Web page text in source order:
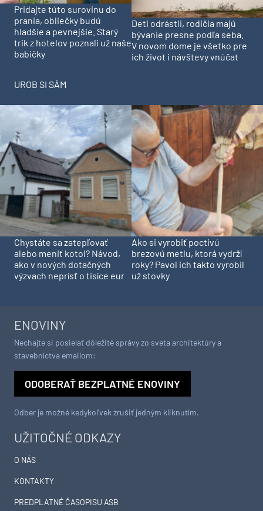
Pridajte túto surovinu do
prania, obliečky budú
hladšie a pevnejšie. Starý
trik z hotelov poznali už naše
babičky
Deti odrástli, rodičia majú
bývanie presne podľa seba.
V novom dome je všetko pre
ich život i návštevy vnúčat
UROB SI SÁM
Chystáte sa zatepľovať
alebo meniť kotol? Návod,
ako v nových dotačných
výzvach neprísť o tisíce eur
Ako si vyrobiť poctivú
brezovú metlu, ktorá vydrží
roky? Pavol ich takto vyrobil
už stovky
UŽITOČNÉ ODKAZY
O NÁS
KONTAKTY
PREDPLATNÉ ČASOPISU ASB
ENOVINY
Nechajte si posielať dôležité správy zo sveta architektúry a
stavebníctva emailom:
ODOBERAŤ BEZPLATNÉ ENOVINY
Odber je možné kedykoľvek zrušiť jedným kliknutím.